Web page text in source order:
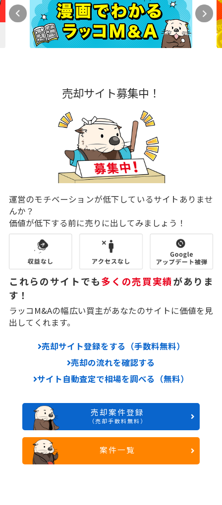
売却サイト募集中！
運営のモチベーションが低下しているサイトありませ
んか？
価値が低下する前に売りに出してみましょう！
これらのサイトでも多くの売買実績がありま
す！
ラッコM&Aの幅広い買主があなたのサイトに価値を見
出してくれます。
売却サイト登録をする（手数料無料）
売却の流れを確認する
サイト自動査定で相場を調べる（無料）
売却案件登録
（売却手数料無料）
案件一覧